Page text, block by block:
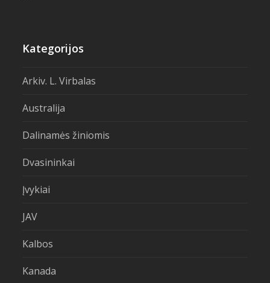
Kategorijos
Arkiv. L. Virbalas
Australija
Dalinamės žiniomis
Dvasininkai
Įvykiai
JAV
Kalbos
Kanada